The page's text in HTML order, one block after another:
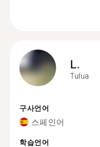
L.
Tulua
구사언어
스페인어
학습언어